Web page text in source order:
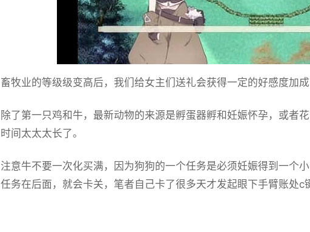
畜牧业的等级级变高后，我们给女主们送礼会获得一定的好感度加
除了第一只鸡和牛，最新动物的来源是孵蛋器孵和妊娠怀孕，或者
时间太太太长了。
注意牛不要一次化买满，因为狗狗的一个任务是必须妊娠得到一个
任务在后面，就会卡关，笔者自己卡了很多天才发起眼下手臂账处c